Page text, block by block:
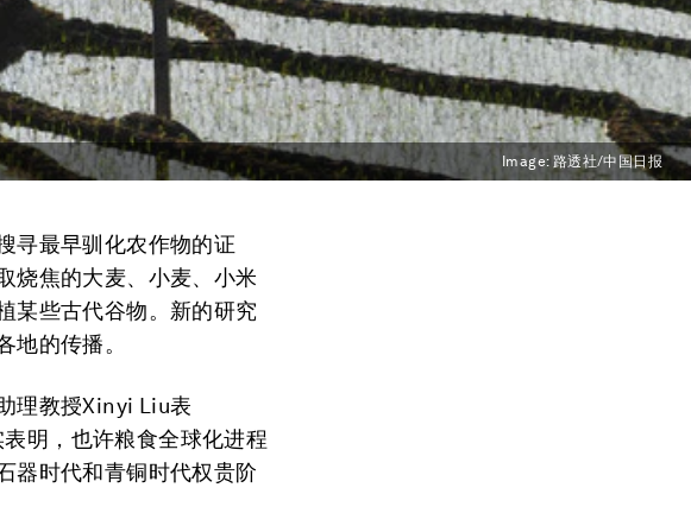
Image: 路透社/中国日报
寻最早驯化农作物的证
烧焦的大麦、小麦、小米
某些古代谷物。新的研究
地的传播。
理教授Xinyi Liu表
明，也许粮食全球化进程
器时代和青铜时代权贵阶